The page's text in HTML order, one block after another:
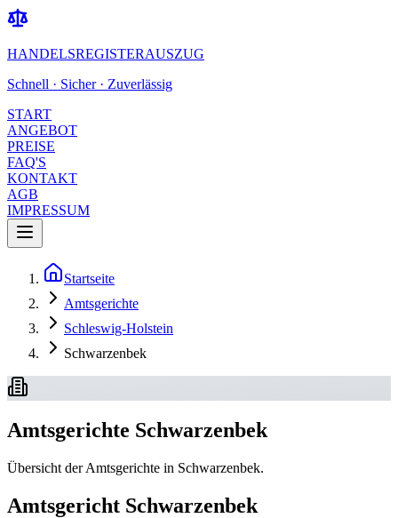
HANDELSREGISTERAUSZUG
Schnell · Sicher · Zuverlässig
START
ANGEBOT
PREISE
FAQ'S
KONTAKT
AGB
IMPRESSUM
Startseite
Amtsgerichte
Schleswig-Holstein
Schwarzenbek
Amtsgerichte Schwarzenbek
Übersicht der Amtsgerichte in Schwarzenbek.
Amtsgericht Schwarzenbek